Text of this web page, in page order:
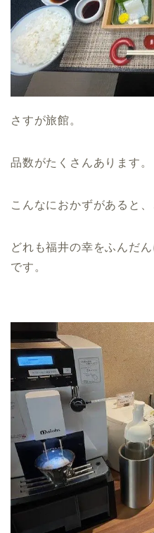
さすが旅館。
品数がたくさんあります。
こんなにおかずがあると
どれも福井の幸をふんだ
です。